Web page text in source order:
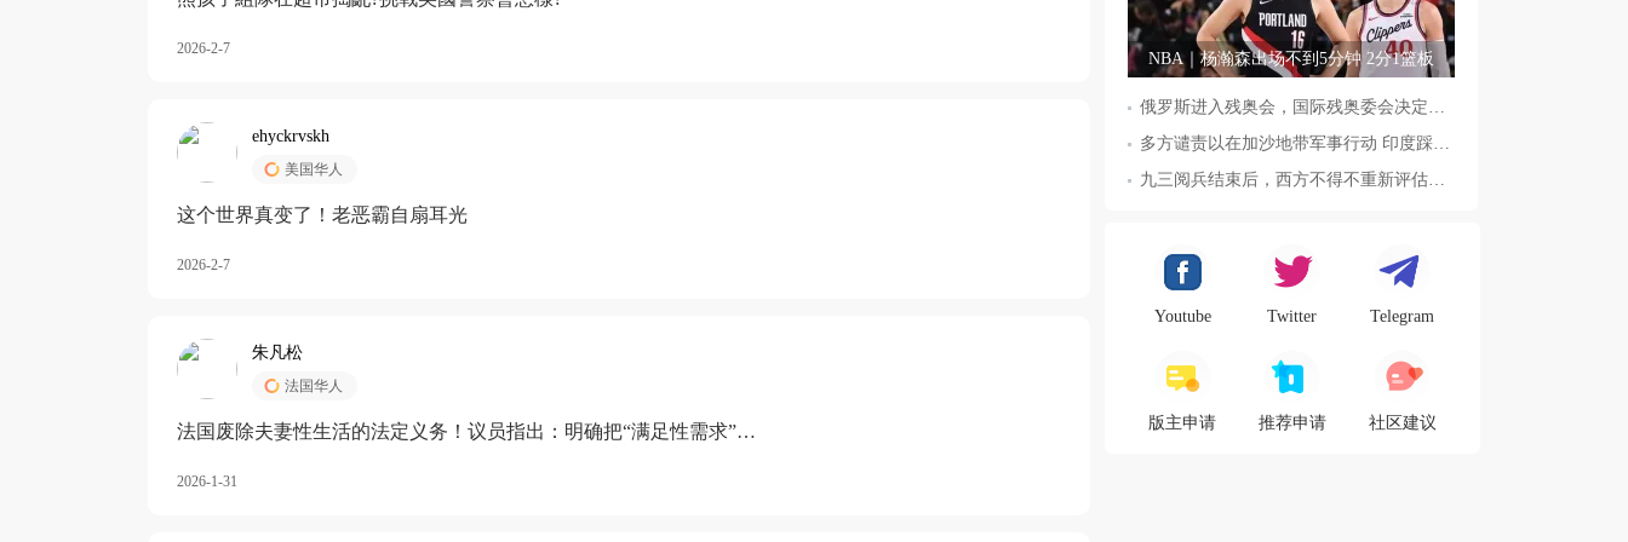
2026-2-7
ehyckrvskh
美国华人
这个世界真变了！老恶霸自扇耳光
2026-2-7
朱凡松
法国华人
法国废除夫妻性生活的法定义务！议员指出：明确把“满足性需求”排
2026-1-31
NBA｜杨瀚森出场不到5分钟 2分1篮板
Youtube Twitter Telegram
版主申请 推荐申请 社区建议